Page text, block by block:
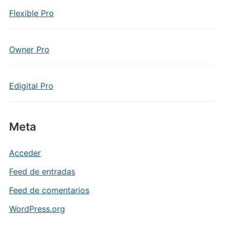
Flexible Pro
Owner Pro
Edigital Pro
Meta
Acceder
Feed de entradas
Feed de comentarios
WordPress.org